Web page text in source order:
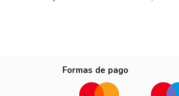
Formas de pago